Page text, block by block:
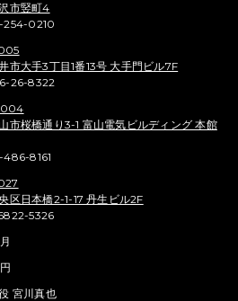
市竪町4
254-0210
市大手3丁目1番13号 大手門ビル7F
26-8322
市桜橋通り3-1 富山電気ビルディング 本館
8161
区日本橋2-1-17 丹生ビル2F
5326
宮川真也